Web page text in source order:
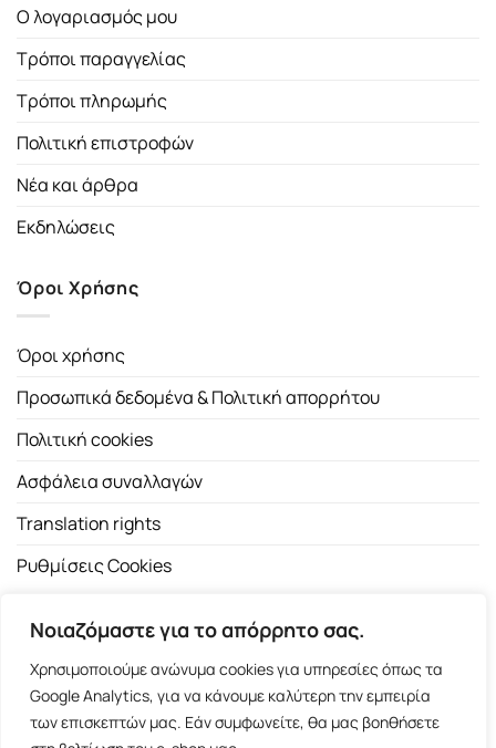
Νοιαζόμαστε για το απόρρητο σας.
Χρησιμοποιούμε ανώνυμα cookies για υπηρεσίες όπως τα
Google Analytics, για να κάνουμε καλύτερη την εμπειρία
των επισκεπτών μας. Εάν συμφωνείτε, θα μας βοηθήσετε
Ο λογαριασμός μου
Τρόποι παραγγελίας
Τρόποι πληρωμής
Πολιτική επιστροφών
Νέα και άρθρα
Εκδηλώσεις
Όροι Χρήσης
Όροι χρήσης
Προσωπικά δεδομένα & Πολιτική απορρήτου
Πολιτική cookies
Ασφάλεια συναλλαγών
Translation rights
Ρυθμίσεις Cookies
Copyright 2026 ©Εκδοτικός Οίκος Α.Α. Λιβάνη| All rights